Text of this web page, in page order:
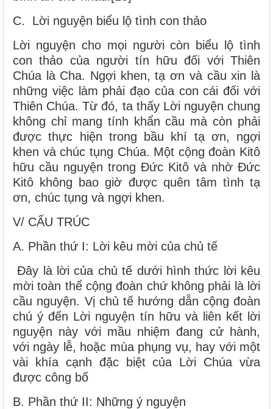
C. Lời nguyện biểu lộ tình con thảo
Lời nguyện cho mọi người còn biểu lộ tình
con thảo của người tín hữu đối với Thiên
Chúa là Cha. Ngợi khen, tạ ơn và cầu xin là
những việc làm phải đạo của con cái đối với
Thiên Chúa. Từ đó, ta thấy Lời nguyện chung
không chỉ mang tính khẩn cầu mà còn phải
được thực hiện trong bầu khí tạ ơn, ngợi
khen và chúc tụng Chúa. Một cộng đoàn Kitô
hữu cầu nguyện trong Đức Kitô và nhờ Đức
Kitô không bao giờ được quên tâm tình tạ
ơn, chúc tụng và ngợi khen.
V/ CẤU TRÚC
A. Phần thứ I: Lời kêu mời của chủ tế
Đây là lời của chủ tế dưới hình thức lời kêu
mời toàn thể cộng đoàn chứ không phải là lời
cầu nguyện. Vị chủ tế hướng dẫn cộng đoàn
chú ý đến Lời nguyện tín hữu và liên kết lời
nguyện này với mầu nhiệm đang cử hành,
với ngày lễ, hoặc mùa phụng vụ, hay với một
vài khía cạnh đặc biệt của Lời Chúa vừa
được công bố
B. Phần thứ II: Những ý nguyện